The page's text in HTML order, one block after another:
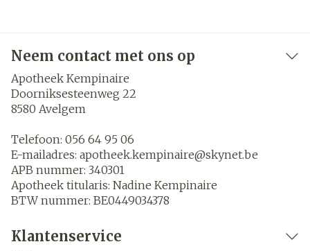
Neem contact met ons op
Apotheek Kempinaire
Doorniksesteenweg 22
8580 Avelgem
Telefoon: 056 64 95 06
E-mailadres: apotheek.kempinaire@skynet.be
APB nummer: 340301
Apotheek titularis: Nadine Kempinaire
BTW nummer: BE0449034378
Klantenservice